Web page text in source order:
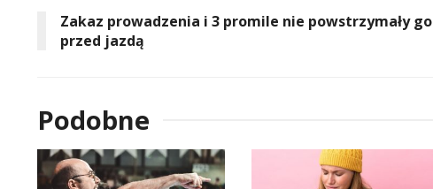
Zakaz prowadzenia i 3 promile nie powstrzymały go
przed jazdą
Podobne